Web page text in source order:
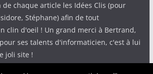
de chaque article les Idées Clis (pour
Stéphane) afin de tout
clin d'oeil ! Un grand merci à Bertrand,
ses talents d'informaticien, c'est à lui
joli site !